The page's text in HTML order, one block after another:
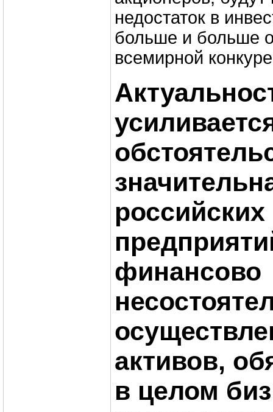
недостаток в
больше и больше
всемирной
российских
финансово
активов,
в целом